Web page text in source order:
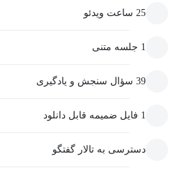
25 ساعت ویدئو
1 جلسه متنی
39 سؤال سنجش و یادگیری
1 فایل ضمیمه قابل دانلود
دسترسی به تالار گفتگو